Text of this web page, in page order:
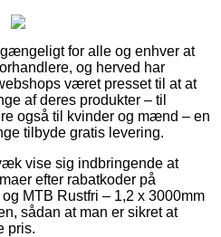
for alle og enhver at
og herved har
været presset til at at
af deres produkter – til
også til kvinder og mænd – en
tilbyde gratis levering.
vise sig indbringende at
efter rabatkoder på
MTB Rustfri – 1,2 x 3000mm
sådan at man er sikret at
pris.